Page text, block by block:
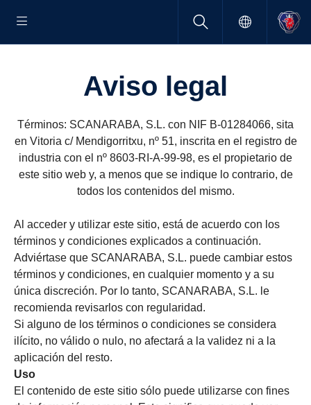
Aviso legal
Términos: SCANARABA, S.L. con NIF B-01284066, sita
en Vitoria c/ Mendigorritxu, nº 51, inscrita en el registro de
industria con el nº 8603-RI-A-99-98, es el propietario de
este sitio web y, a menos que se indique lo contrario, de
todos los contenidos del mismo.
Al acceder y utilizar este sitio, está de acuerdo con los
términos y condiciones explicados a continuación.
Adviértase que SCANARABA, S.L. puede cambiar estos
términos y condiciones, en cualquier momento y a su
única discreción. Por lo tanto, SCANARABA, S.L. le
recomienda revisarlos con regularidad.
Si alguno de los términos o condiciones se considera
ilícito, no válido o nulo, no afectará a la validez ni a la
aplicación del resto.
Uso
El contenido de este sitio sólo puede utilizarse con fines